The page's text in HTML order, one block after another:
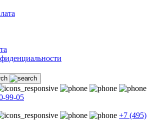
99-05
+7 (495)